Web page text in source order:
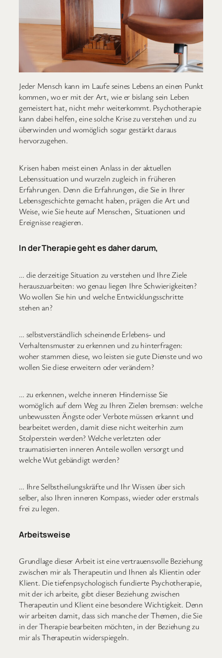
Jeder Mensch kann im Laufe seines Lebens an einen Punkt
kommen, wo er mit der Art, wie er bislang sein Leben
gemeistert hat, nicht mehr weiterkommt. Psychotherapie
kann dabei helfen, eine solche Krise zu verstehen und zu
überwinden und womöglich sogar gestärkt daraus
hervorzugehen.
Krisen haben meist einen Anlass in der aktuellen
Lebenssituation und wurzeln zugleich in früheren
Erfahrungen. Denn die Erfahrungen, die Sie in Ihrer
Lebensgeschichte gemacht haben, prägen die Art und
Weise, wie Sie heute auf Menschen, Situationen und
Ereignisse reagieren.
In der Therapie geht es daher darum,
… die derzeitige Situation zu verstehen und Ihre Ziele
herauszuarbeiten: wo genau liegen Ihre Schwierigkeiten?
Wo wollen Sie hin und welche Entwicklungsschritte
stehen an?
… selbstverständlich scheinende Erlebens- und
Verhaltensmuster zu erkennen und zu hinterfragen:
woher stammen diese, wo leisten sie gute Dienste und wo
wollen Sie diese erweitern oder verändern?
… zu erkennen, welche inneren Hindernisse Sie
womöglich auf dem Weg zu Ihren Zielen bremsen: welche
unbewussten Ängste oder Verbote müssen erkannt und
bearbeitet werden, damit diese nicht weiterhin zum
Stolperstein werden? Welche verletzten oder
traumatisierten inneren Anteile wollen versorgt und
welche Wut gebändigt werden?
… Ihre Selbstheilungskräfte und Ihr Wissen über sich
selber, also Ihren inneren Kompass, wieder oder erstmals
frei zu legen.
Arbeitsweise
Grundlage dieser Arbeit ist eine vertrauensvolle Beziehung
zwischen mir als Therapeutin und Ihnen als Klientin oder
Klient. Die tiefenpsychologisch fundierte Psychotherapie,
mit der ich arbeite, gibt dieser Beziehung zwischen
Therapeutin und Klient eine besondere Wichtigkeit. Denn
wir arbeiten damit, dass sich manche der Themen, die Sie
in der Therapie bearbeiten möchten, in der Beziehung zu
mir als Therapeutin widerspiegeln.